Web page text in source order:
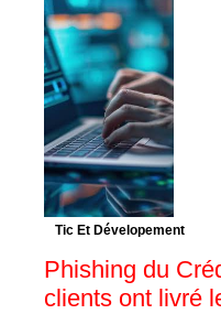
Tic Et Dévelopement
Phishing du
clients ont livré